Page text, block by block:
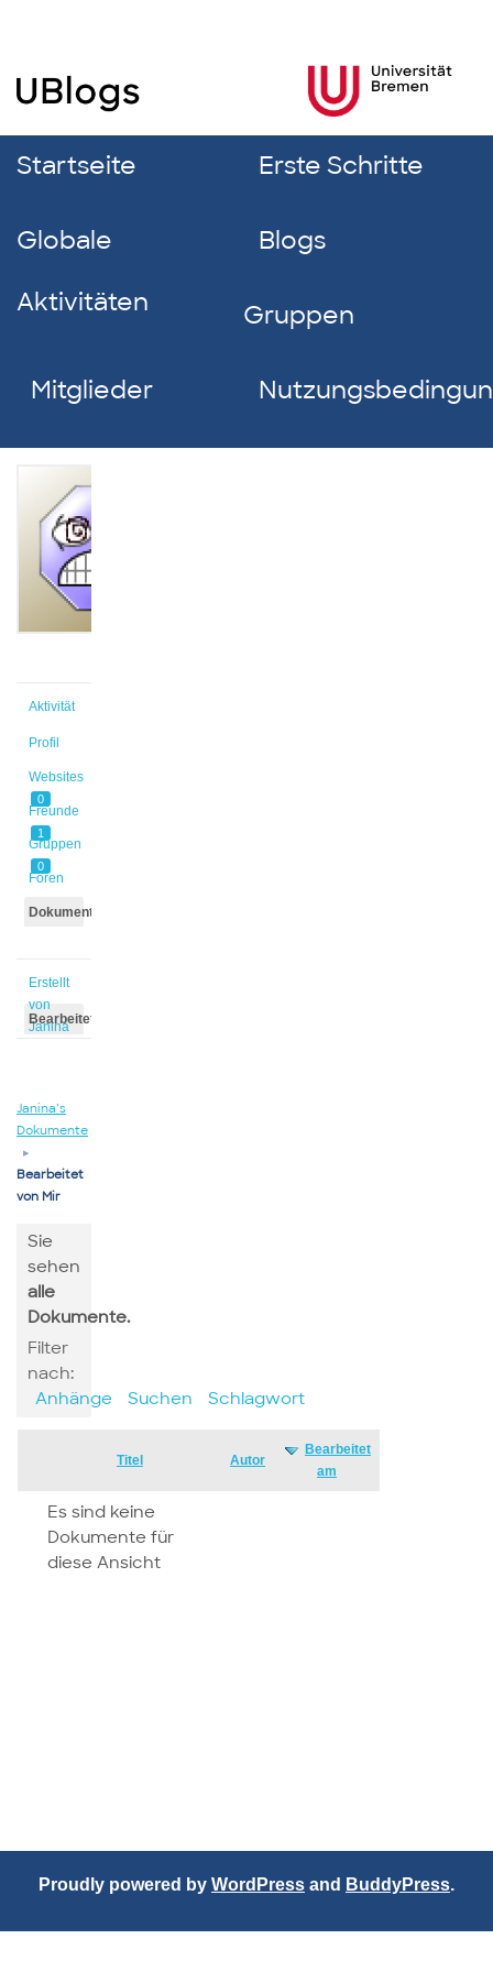
Startseite Erste Schritte
Globale
Aktivitäten
Blogs
Gruppen
Mitglieder
Aktivität
Profil
Websites
0
Freunde
1
Gruppen
0
Foren
Dokumente
Erstellt
von
Janina
Bearbeitet
Janina’s
Dokumente
▸
Bearbeitet
von Mir
Sie
sehen
alle
Dokumente.
Filter
nach:
Anhänge
Suchen Schlagwort
Titel Autor
Bearbeitet
am
Es sind keine
Dokumente für
diese Ansicht
Proudly powered by WordPress and BuddyPress.